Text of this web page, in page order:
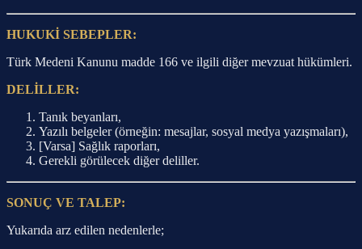
HUKUKİ SEBEPLER:
Türk Medeni Kanunu madde 166 ve ilgili diğer mevzuat hükümleri.
DELİLLER:
Tanık beyanları,
Yazılı belgeler (örneğin: mesajlar, sosyal medya yazışmaları),
[Varsa] Sağlık raporları,
Gerekli görülecek diğer deliller.
SONUÇ VE TALEP:
Yukarıda arz edilen nedenlerle;